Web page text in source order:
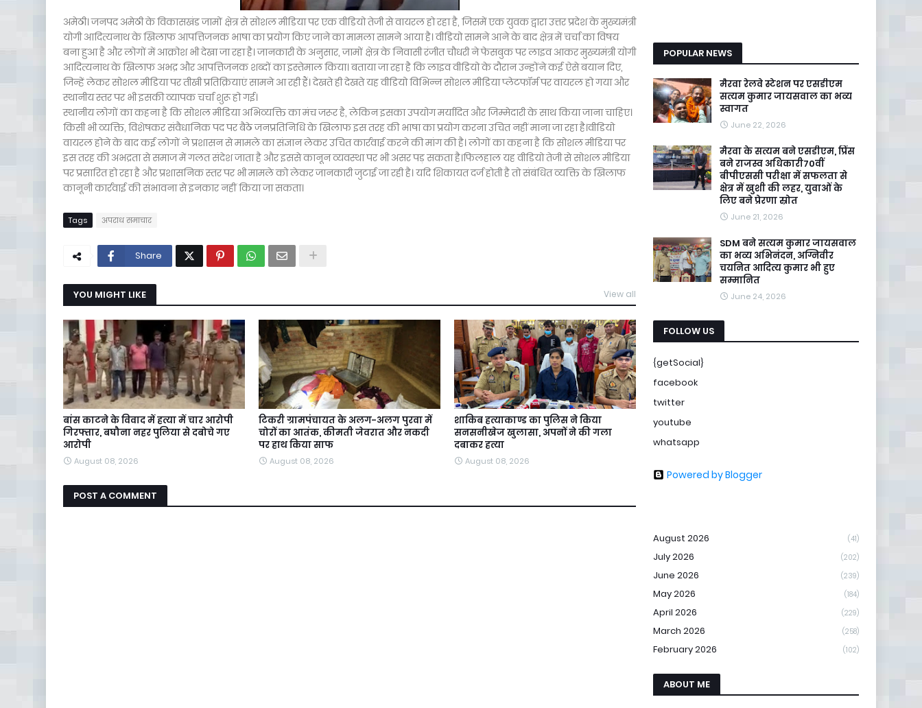
अमेठी। जनपद अमेठी के विकासखंड जामों क्षेत्र से सोशल मीडिया पर एक वीडियो तेजी से वायरल हो रहा है, जिसमें एक युवक द्वारा उत्तर प्रदेश के मुख्यमंत्री
योगी आदित्यनाथ के खिलाफ आपत्तिजनक भाषा का प्रयोग किए जाने का मामला सामने आया है। वीडियो सामने आने के बाद क्षेत्र में चर्चा का विषय
बना हुआ है और लोगों में आक्रोश भी देखा जा रहा है। जानकारी के अनुसार, जामों क्षेत्र के निवासी रंजीत चौधरी ने फेसबुक पर लाइव आकर मुख्यमंत्री योगी
आदित्यनाथ के खिलाफ अभद्र और आपत्तिजनक शब्दों का इस्तेमाल किया। बताया जा रहा है कि लाइव वीडियो के दौरान उन्होंने कई ऐसे बयान दिए,
जिन्हें लेकर सोशल मीडिया पर तीखी प्रतिक्रियाएं सामने आ रही हैं। देखते ही देखते यह वीडियो विभिन्न सोशल मीडिया प्लेटफॉर्म पर वायरल हो गया और
स्थानीय स्तर पर भी इसकी व्यापक चर्चा शुरू हो गई।
स्थानीय लोगों का कहना है कि सोशल मीडिया अभिव्यक्ति का मंच जरूर है, लेकिन इसका उपयोग मर्यादित और जिम्मेदारी के साथ किया जाना चाहिए।
किसी भी व्यक्ति, विशेषकर संवैधानिक पद पर बैठे जनप्रतिनिधि के खिलाफ इस तरह की भाषा का प्रयोग करना उचित नहीं माना जा रहा है।वीडियो
वायरल होने के बाद कई लोगों ने प्रशासन से मामले का संज्ञान लेकर उचित कार्रवाई करने की मांग की है। लोगों का कहना है कि सोशल मीडिया पर
इस तरह की अभद्रता से समाज में गलत संदेश जाता है और इससे कानून व्यवस्था पर भी असर पड़ सकता है।फिलहाल यह वीडियो तेजी से सोशल मीडिया
पर प्रसारित हो रहा है और प्रशासनिक स्तर पर भी मामले को लेकर जानकारी जुटाई जा रही है। यदि शिकायत दर्ज होती है तो संबंधित व्यक्ति के खिलाफ
कानूनी कार्रवाई की संभावना से इनकार नहीं किया जा सकता।
Tags अपराध समाचार
Share
YOU MIGHT LIKE View all
बांस काटने के विवाद में हत्या में चार आरोपी
गिरफ्तार, बघौना नहर पुलिया से दबोचे गए
आरोपी
August 08, 2026
टिकरी ग्रामपंचायत के अलग-अलग पुरवा में
चोरों का आतंक, कीमती जेवरात और नकदी
पर हाथ किया साफ
August 08, 2026
शाकिब हत्याकाण्ड का पुलिस ने किया
सनसनीखेज खुलासा, अपनों ने की गला
दबाकर हत्या
August 08, 2026
POST A COMMENT
POPULAR NEWS
मैरवा रेलवे स्टेशन पर एसडीएम
सत्यम कुमार जायसवाल का भव्य
स्वागत
June 22, 2026
मैरवा के सत्यम बने एसडीएम, प्रिंस
बने राजस्व अधिकारी70वीं
बीपीएससी परीक्षा में सफलता से
क्षेत्र में खुशी की लहर, युवाओं के
लिए बने प्रेरणा स्रोत
June 21, 2026
SDM बने सत्यम कुमार जायसवाल
का भव्य अभिनंदन, अग्निवीर
चयनित आदित्य कुमार भी हुए
सम्मानित
June 24, 2026
FOLLOW US
{getSocial}
facebook
twitter
youtube
whatsapp
Powered by Blogger
August 2026 (41)
July 2026 (202)
June 2026 (239)
May 2026 (184)
April 2026 (229)
March 2026 (258)
February 2026 (102)
ABOUT ME